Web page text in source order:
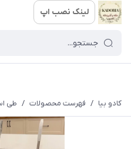
لینک نصب اپ
کادو بیا / فهرست محصولات / طی